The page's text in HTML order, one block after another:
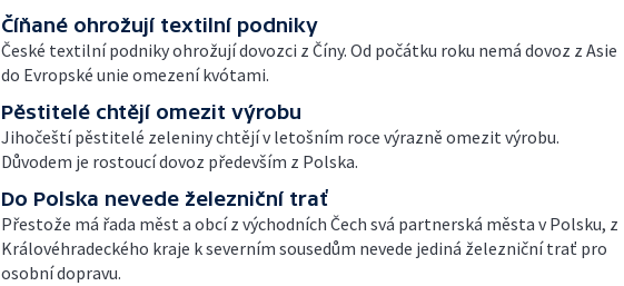
Číňané ohrožují textilní podniky
České textilní podniky ohrožují dovozci z Číny. Od počátku roku nemá dovoz z Asie
do Evropské unie omezení kvótami.
Pěstitelé chtějí omezit výrobu
Jihočeští pěstitelé zeleniny chtějí v letošním roce výrazně omezit výrobu.
Důvodem je rostoucí dovoz především z Polska.
Do Polska nevede železniční trať
Přestože má řada měst a obcí z východních Čech svá partnerská města v Polsku, z
Královéhradeckého kraje k severním sousedům nevede jediná železniční trať pro
osobní dopravu.